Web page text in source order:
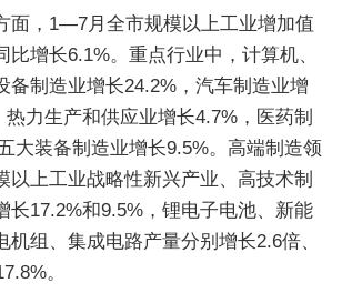
，1—7月全市规模以上工业增加值
比增长6.1%。重点行业中，计算机、
备制造业增长24.2%，汽车制造业增
力生产和供应业增长4.7%，医药制
大装备制造业增长9.5%。高端制造领
以上工业战略性新兴产业、高技术制
长17.2%和9.5%，锂电子电池、新能
机组、集成电路产量分别增长2.6倍、
。